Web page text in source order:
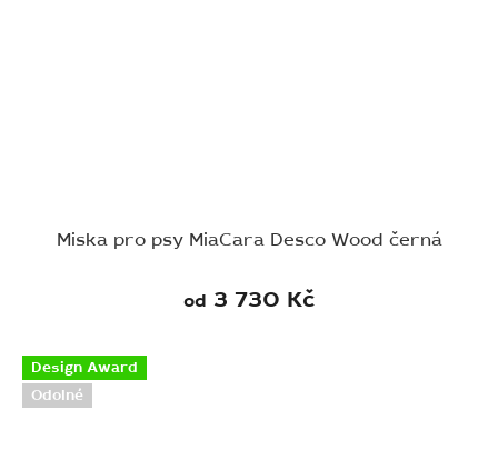
Miska pro psy MiaCara Desco Wood černá
od 3 730 Kč
Design Award
Odolné